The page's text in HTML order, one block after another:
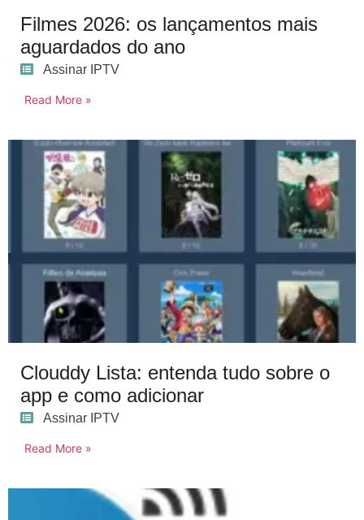
Filmes 2026: os lançamentos mais
aguardados do ano
Assinar IPTV
Read More »
Clouddy Lista: entenda tudo sobre o
app e como adicionar
Assinar IPTV
Read More »